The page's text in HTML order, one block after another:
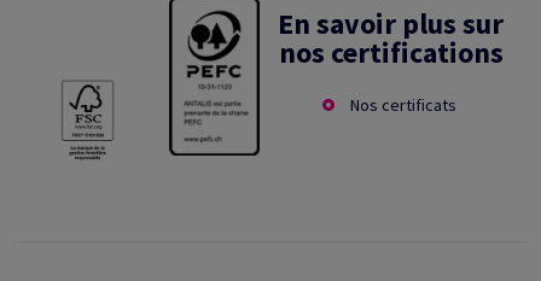
En savoir plus sur
nos certifications
Nos certificats